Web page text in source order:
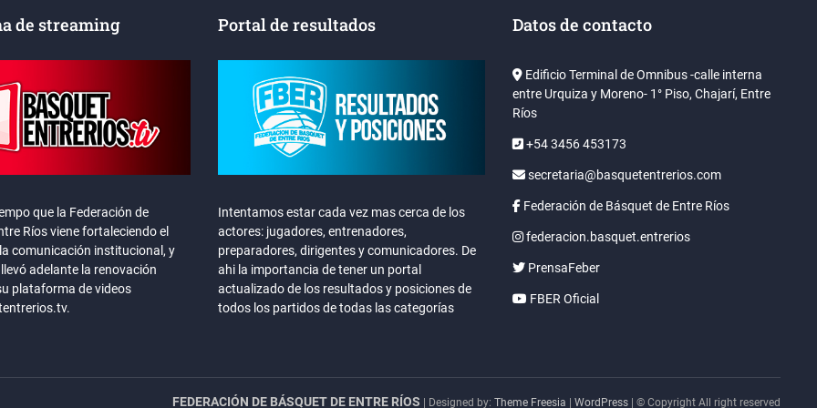
de streaming
que la Federación de
Ríos viene fortaleciendo el
comunicación institucional, y
adelante la renovación
plataforma de videos
Portal de resultados
Intentamos estar cada vez mas cerca de los
actores: jugadores, entrenadores,
preparadores, dirigentes y comunicadores. De
ahi la importancia de tener un portal
actualizado de los resultados y posiciones de
todos los partidos de todas las categorías
Datos de contacto
Edificio Terminal de Omnibus -calle interna
entre Urquiza y Moreno- 1° Piso, Chajarí, Entre
Ríos
+54 3456 453173
secretaria@basquetentrerios.com
Federación de Básquet de Entre Ríos
federacion.basquet.entrerios
PrensaFeber
FBER Oficial
FEDERACIÓN DE BÁSQUET DE ENTRE RÍOS | Designed by: Theme Freesia WordPress| © Copyright All right reserved